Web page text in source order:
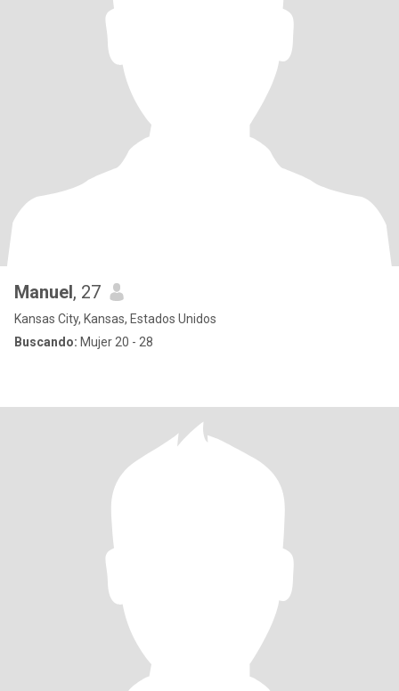
Manuel, 27
Kansas City, Kansas, Estados Unidos
Buscando: Mujer 20 - 28